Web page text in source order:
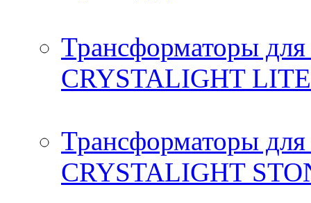
Трансформаторы
CRYSTALIGHT
Трансформаторы для
CRYSTALIGHT